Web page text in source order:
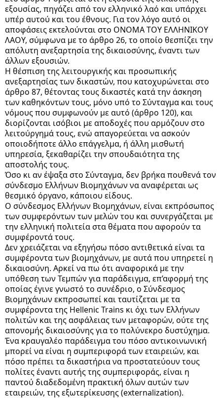
εξουσίας, πηγάζει από τον ελληνικό λαό και υπάρχει
υπέρ αυτού και του έθνους. Για τον λόγο αυτό οι
αποφάσεις εκτελούνται στο ΟΝΟΜΑ ΤΟΥ ΕΛΛΗΝΙΚΟΥ
ΛΑΟΥ, σύμφωνα με το άρθρο 26, το οποίο θεσπίζει την
απόλυτη ανεξαρτησία της δικαιοσύνης, έναντι των
άλλων εξουσιών.
Η θέσπιση της λειτουργικής και προσωπικής
ανεξαρτησίας των δικαστών, που κατοχυρώνεται στο
άρθρο 87, θέτοντας τους δικαστές κατά την άσκηση
των καθηκόντων τους, μόνο υπό το Σύνταγμα και τους
νόμους που συμφωνούν με αυτό (άρθρο 120), και
διορίζονται ισόβιοι με αποδοχές που αρμόζουν στο
λειτούργημά τους, ενώ απαγορεύεται να ασκούν
οποιοδήποτε άλλο επάγγελμα, ή άλλη μισθωτή
υπηρεσία, ξεκαθαρίζει την σπουδαιότητα της
αποστολής τους.
Όσο κι αν έψαξα στο Σύνταγμα, δεν βρήκα πουθενά τον
σύνδεσμο Ελλήνων Βιομηχάνων να αναφέρεται ως
θεσμικό όργανο, κάποιου είδους.
Ο σύνδεσμος Ελλήνων Βιομηχάνων, είναι εκπρόσωπος
των συμφερόντων των μελών του και συνεργάζεται με
την ελληνική πολιτεία στα θέματα που αφορούν τα
συμφέροντά τους.
Δεν χρειάζεται να εξηγήσω πόσο αντιθετικά είναι τα
συμφέροντα των βιομηχάνων, με αυτά που υπηρετεί η
δικαιοσύνη. Αρκεί να πω ότι αναφορικά με την
υπόθεση των Τεμπών για παράδειγμα, επ’αφορμή της
οποίας έγινε γνωστό το συνέδριο, ο Σύνδεσμος
Βιομηχάνων εκπροσωπεί και ταυτίζεται με τα
συμφέροντα της Hellenic Trains κι όχι των Ελλήνων
πολιτών και της ασφάλειας των μεταφορών, ούτε της
απονομής δικαιοσύνης για το πολύνεκρο δυστύχημα.
Ένα κραυγαλέο παράδειγμα του πόσο αντικοινωνική
μπορεί να είναι η συμπεριφορά των εταιρειών, και
πόσο πρέπει τα δικαστήρια να προστατεύουν τους
πολίτες έναντι αυτής της συμπεριφοράς, είναι η
παντού διαδεδομένη πρακτική όλων αυτών των
εταιρειών, της εξωτερίκευσης (externalization).